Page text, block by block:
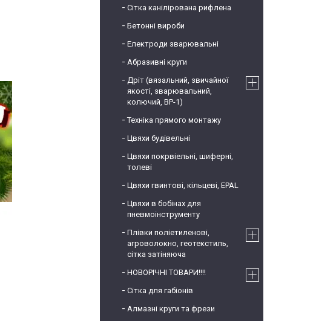
Сітка канілірована рифлена
Бетонні вироби
Електроди зварювальні
Абразивні круги
Дріт (вязальний, звичайної
якості, зварювальний,
колючий, ВР-1)
Техніка прямого монтажу
Цвяхи будівельні
Цвяхи покрвіельні, шиферні,
толеві
Цвяхи гвинтові, кільцеві, EPAL
Цвяхи в бобінах для
пневмоінструменту
Плівки поліетиленові,
агроволокно, геотекстиль,
сітка затіняюча
НОВОРІЧНІ ТОВАРИ!!!!
Сітка для габіонів
Алмазні круги та фрези